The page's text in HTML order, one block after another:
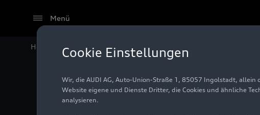
Menü
Home Audi Media Center Videos
Cookie Einstellungen
Wir, die AUDI AG, Auto-Union-Straße 1, 85057 Ingolstadt,
Website eigene und Dienste Dritter, die Cookies und ähnliche
analysieren.